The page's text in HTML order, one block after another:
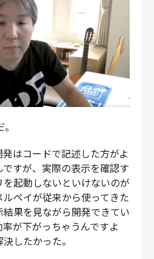
発はコードで記述した方がよ
すが、実際の表示を確認す
起動しないといけないのが
ペイが従来から使ってきた
果を見ながら開発できてい
が下がっちゃうんですよ
したかった。